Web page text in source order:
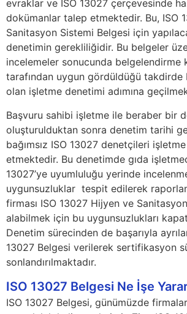
evraklar ve ISO 13027 çerçevesinde
dokümanlar talep etmektedir. Bu, ISO
Sanitasyon Sistemi Belgesi için
denetimin gerekliliğidir. Bu belgeler
incelemeler sonucunda belgelendirme
tarafından uygun gördüldüğü takdirde
olan işletme denetimi adımına
Başvuru sahibi işletme ile beraber bir
oluşturulduktan sonra denetim tarihi
bağımsız ISO 13027 denetçileri
etmektedir. Bu denetimde gıda
13027’ye uyumluluğu yerinde
uygunsuzluklar tespit edilerek
firması ISO 13027 Hijyen ve
alabilmek için bu uygunsuzlukları
Denetim sürecinden de başarıyla
13027 Belgesi verilerek sertifikasyon
sonlandırılmaktadır.
ISO 13027 Belgesi Ne İşe
ISO 13027 Belgesi, günümüzde